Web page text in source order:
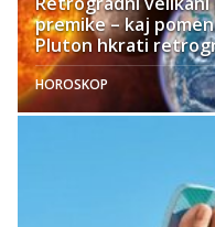
premike – kaj
Pluton hkrati
HOROSKOP